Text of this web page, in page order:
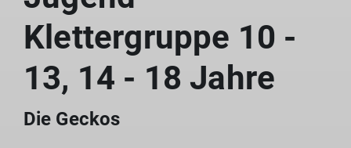
Klettergruppe 10 -
13, 14 - 18 Jahre
Die Geckos